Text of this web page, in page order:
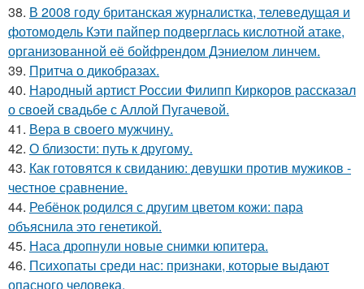
38. В 2008 году британская журналистка, телеведущая и
фотомодель Кэти пайпер подверглась кислотной атаке,
организованной её бойфрендом Дэниелом линчем.
39. Притча о дикобразах.
40. Народный артист России Филипп Киркоров рассказал
о своей свадьбе с Аллой Пугачевой.
41. Вера в своего мужчину.
42. О близости: путь к другому.
43. Как готовятся к свиданию: девушки против мужиков -
честное сравнение.
44. Ребёнок родился с другим цветом кожи: пара
объяснила это генетикой.
45. Наса дропнули новые снимки юпитера.
46. Психопаты среди нас: признаки, которые выдают
опасного человека.